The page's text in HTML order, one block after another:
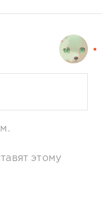
этому